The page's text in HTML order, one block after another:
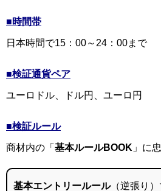
■時間帯
日本時間で15：00～24：00まで
■検証通貨ペア
ユーロドル、ドル円、ユーロ円
■検証ルール
商材内の「 基本ルールBOOK 」に
基本エントリールール（逆張り